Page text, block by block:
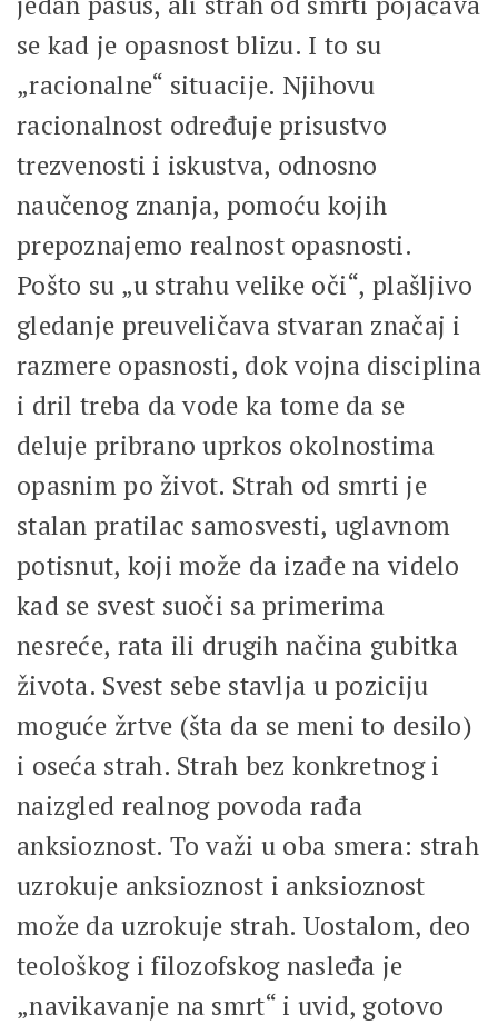
se kad je opasnost blizu. I to su
„racionalne“ situacije. Njihovu
racionalnost određuje prisustvo
trezvenosti i iskustva, odnosno
naučenog znanja, pomoću kojih
prepoznajemo realnost opasnosti.
Pošto su „u strahu velike oči“, plašljivo
gledanje preuveličava stvaran značaj i
razmere opasnosti, dok vojna disciplina
i dril treba da vode ka tome da se
deluje pribrano uprkos okolnostima
opasnim po život. Strah od smrti je
stalan pratilac samosvesti, uglavnom
potisnut, koji može da izađe na videlo
kad se svest suoči sa primerima
nesreće, rata ili drugih načina gubitka
života. Svest sebe stavlja u poziciju
moguće žrtve (šta da se meni to desilo)
i oseća strah. Strah bez konkretnog i
naizgled realnog povoda rađa
anksioznost. To važi u oba smera: strah
uzrokuje anksioznost i anksioznost
može da uzrokuje strah. Uostalom, deo
teološkog i filozofskog nasleđa je
„navikavanje na smrt“ i uvid, gotovo